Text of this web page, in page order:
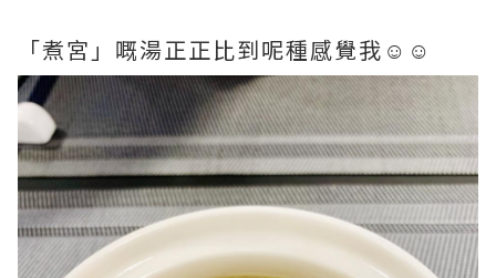
「煮宮」嘅湯正正比到呢種感覺我☺️☺️